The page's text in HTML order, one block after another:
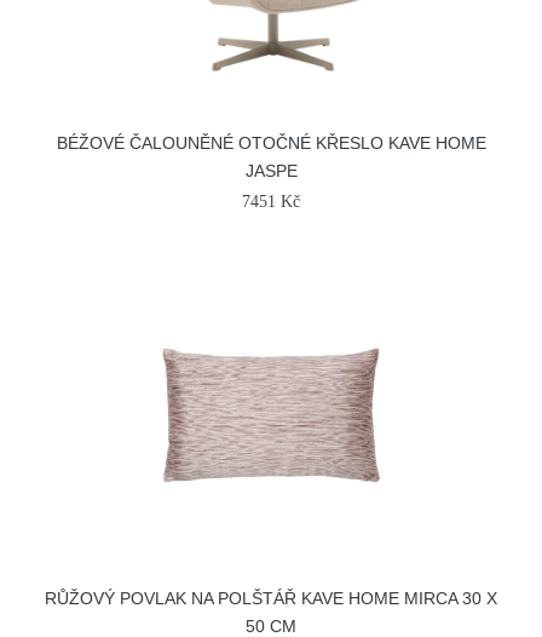
BÉŽOVÉ ČALOUNĚNÉ OTOČNÉ KŘESLO KAVE HOME
JASPE
7451 Kč
RŮŽOVÝ POVLAK NA POLŠTÁŘ KAVE HOME MIRCA 30 X
50 CM